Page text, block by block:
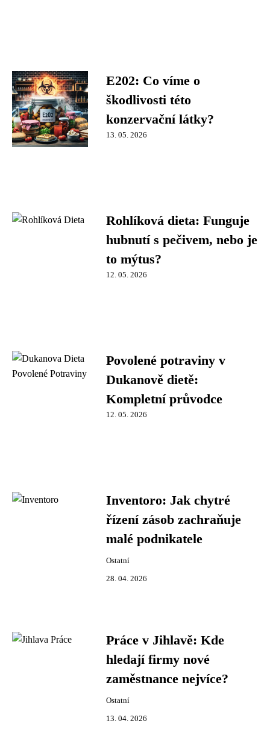
E202: Co víme o
škodlivosti této
konzervační látky?
13. 05. 2026
Rohlíková dieta: Funguje
hubnutí s pečivem, nebo je
to mýtus?
12. 05. 2026
Povolené potraviny v
Dukanově dietě:
Kompletní průvodce
12. 05. 2026
Inventoro: Jak chytré
řízení zásob zachraňuje
malé podnikatele
Ostatní
28. 04. 2026
Práce v Jihlavě: Kde
hledají firmy nové
zaměstnance nejvíce?
Ostatní
13. 04. 2026